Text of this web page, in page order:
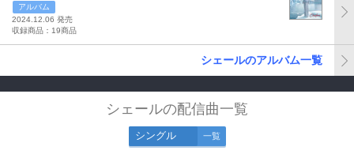
アルバム
2024.12.06 発売
収録商品：19商品
シェールのアルバム一覧
シェールの配信曲一覧
シングル 一覧